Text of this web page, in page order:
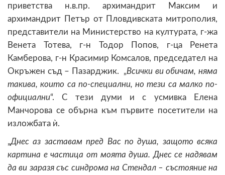
приветства н.в.пр. архимандрит Максим и
архимандрит Петър от Пловдивската митрополия,
представители на Министерство на културата, г-жа
Венета Тотева, г-н Тодор Попов, г-ца Ренета
Камберова, г-н Красимир Комсалов, председател на
Окръжен съд – Пазарджик. „Всички ви обичам, няма
такива, които са по-специални, но тези са малко по-
официални“. С тези думи и с усмивка Елена
Манчорова се обърна към първите посетители на
изложбата ѝ.
„Днес аз заставам пред Вас по душа, защото всяка
картина е частица от моята душа. Днес се надявам
да ви заразя със синдрома на Стендал – състояние на